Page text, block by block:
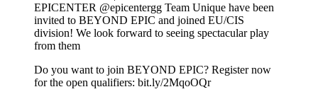
EPICENTER @epicentergg Team Unique have been
invited to BEYOND EPIC and joined EU/CIS
division! We look forward to seeing spectacular play
from them
Do you want to join BEYOND EPIC? Register now
for the open qualifiers: bit.ly/2MqoOQr